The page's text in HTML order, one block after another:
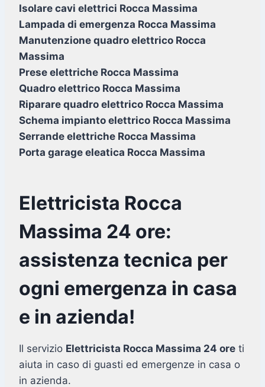
Isolare cavi elettrici Rocca Massima
Lampada di emergenza Rocca Massima
Manutenzione quadro elettrico Rocca
Massima
Prese elettriche Rocca Massima
Quadro elettrico Rocca Massima
Riparare quadro elettrico Rocca Massima
Schema impianto elettrico Rocca Massima
Serrande elettriche Rocca Massima
Porta garage eleatica Rocca Massima
Elettricista Rocca
Massima 24 ore:
assistenza tecnica per
ogni emergenza in casa
e in azienda!
Il servizio Elettricista Rocca Massima 24 ore ti
aiuta in caso di guasti ed emergenze in casa o
in azienda.